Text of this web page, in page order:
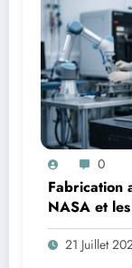
0
Fabrication
NASA et
21 Juillet